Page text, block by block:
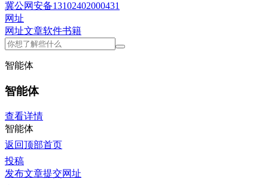
冀公网安备13102402000431
网址
网址文章软件书籍
智能体
智能体
查看详情
智能体
返回顶部首页
投稿
发布文章提交网址